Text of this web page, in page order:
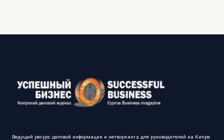
Ведущий ресурс деловой информации и нетворкинга для руководителей на Кипре